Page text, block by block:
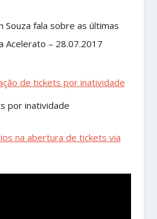
Souza fala sobre as últimas
Acelerato – 28.07.2017
de tickets por inatividade
por inatividade
na abertura de tickets via